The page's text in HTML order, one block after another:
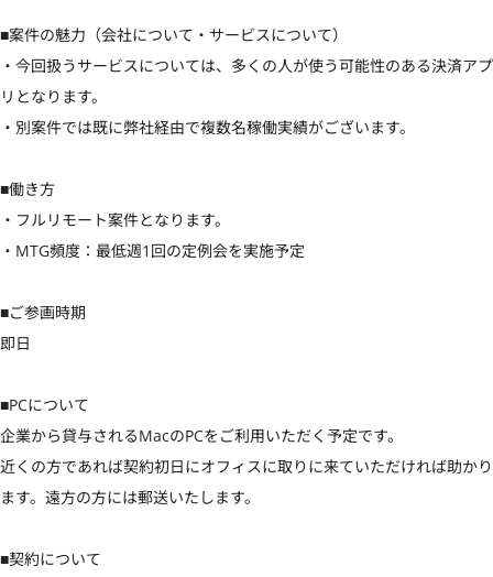
■案件の魅力（会社について・サービスについて）
・今回扱うサービスについては、多くの人が使う可能性のある決済アプ
リとなります。
・別案件では既に弊社経由で複数名稼働実績がございます。
■働き方
・フルリモート案件となります。
・MTG頻度：最低週1回の定例会を実施予定
■ご参画時期
即日
■PCについて
企業から貸与されるMacのPCをご利用いただく予定です。
近くの方であれば契約初日にオフィスに取りに来ていただければ助かり
ます。遠方の方には郵送いたします。
■契約について